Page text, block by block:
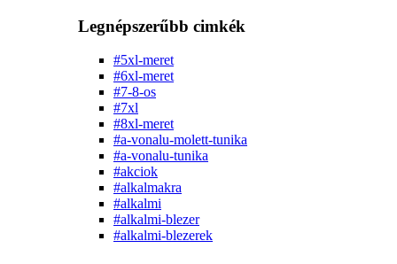
Legnépszerűbb cimkék
#5xl-meret
#6xl-meret
#7-8-os
#7xl
#8xl-meret
#a-vonalu-molett-tunika
#a-vonalu-tunika
#akciok
#alkalmakra
#alkalmi
#alkalmi-blezer
#alkalmi-blezerek